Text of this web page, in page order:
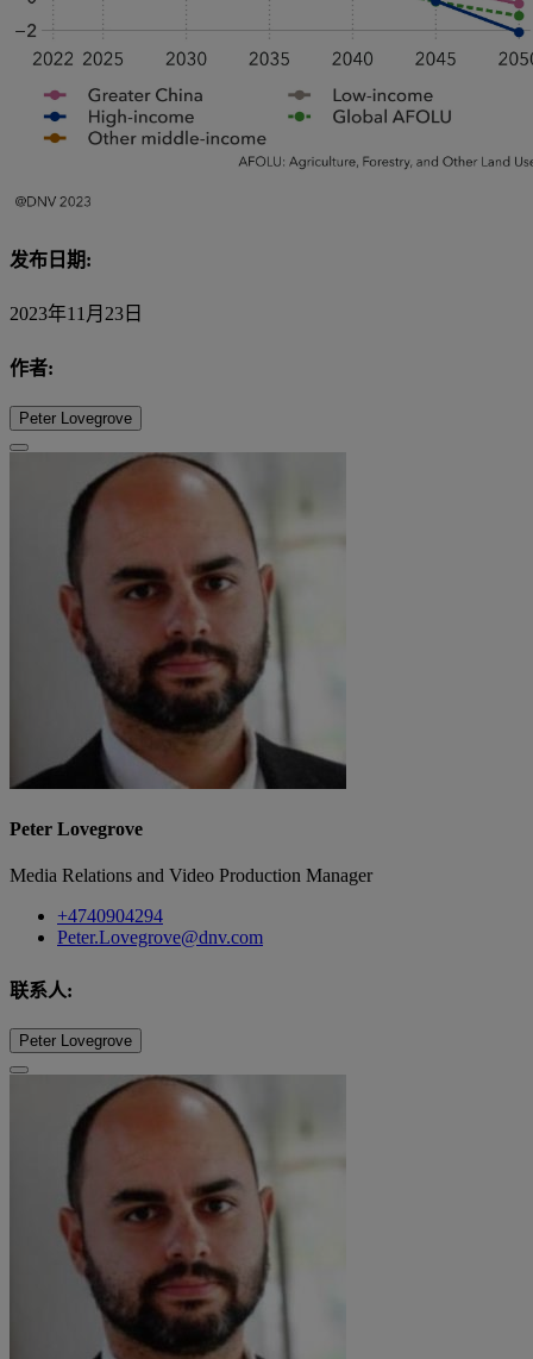
发布日期:
2023年11月23日
作者:
Peter Lovegrove
Peter Lovegrove
Media Relations and Video Production Manager
+4740904294
Peter.Lovegrove@dnv.com
联系人:
Peter Lovegrove